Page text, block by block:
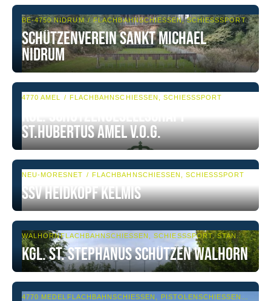
BE-4750 NIDRUM FLACHBAHNSCHIESSEN, SCHIESSSPORT
Schützenverein Sankt Michael
Nidrum
4770 AMEL FLACHBAHNSCHIESSEN, SCHIESSSPORT
Kgl. Schützengesellschaft
St.Hubertus Amel V.o.G.
NEU-MORESNET FLACHBAHNSCHIESSEN, SCHIESSSPORT
SSV Heidkopf Kelmis
WALHORN FLACHBAHNSCHIESSEN, SCHIESSSPORT, STANGENSCHIESSEN
Kgl. St. Stephanus Schützen Walhorn
4770 MEDELL